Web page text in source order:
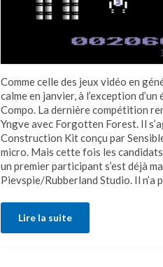
Comme celle des jeux vidéo en
calme en janvier, à l’exception
Compo. La dernière compétition
Yngve avec Forgotten Forest. Il
Construction Kit conçu par
micro. Mais cette fois les
un premier participant s’est déjà
Pievspie/Rubberland Studio. Il n’a
Lire la suite